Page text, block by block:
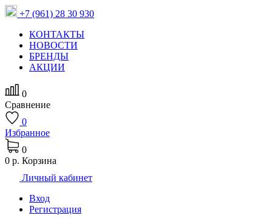
+7 (961) 28 30 930
КОНТАКТЫ
НОВОСТИ
БРЕНДЫ
АКЦИИ
0
Сравнение
0
Избранное
0
0 р. Корзина
Личный кабинет
Вход
Регистрация